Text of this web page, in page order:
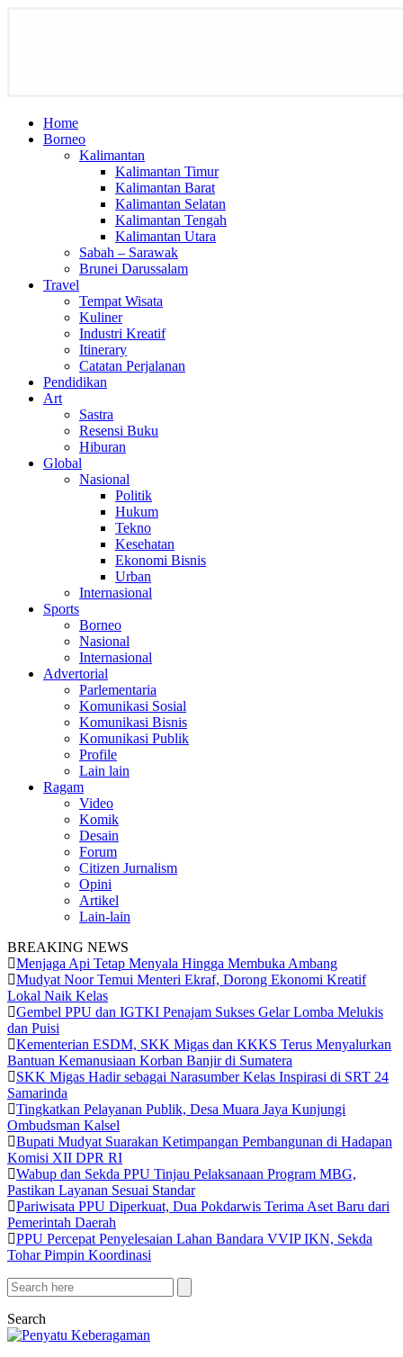
Home
Borneo
Kalimantan
Kalimantan Timur
Kalimantan Barat
Kalimantan Selatan
Kalimantan Tengah
Kalimantan Utara
Sabah – Sarawak
Brunei Darussalam
Travel
Tempat Wisata
Kuliner
Industri Kreatif
Itinerary
Catatan Perjalanan
Pendidikan
Art
Sastra
Resensi Buku
Hiburan
Global
Nasional
Politik
Hukum
Tekno
Kesehatan
Ekonomi Bisnis
Urban
Internasional
Sports
Borneo
Nasional
Internasional
Advertorial
Parlementaria
Komunikasi Sosial
Komunikasi Bisnis
Komunikasi Publik
Profile
Lain lain
Ragam
Video
Komik
Desain
Forum
Citizen Jurnalism
Opini
Artikel
Lain-lain
BREAKING NEWS
Menjaga Api Tetap Menyala Hingga Membuka Ambang
Mudyat Noor Temui Menteri Ekraf, Dorong Ekonomi Kreatif
Lokal Naik Kelas
Gembel PPU dan IGTKI Penajam Sukses Gelar Lomba Melukis
dan Puisi
Kementerian ESDM, SKK Migas dan KKKS Terus Menyalurkan
Bantuan Kemanusiaan Korban Banjir di Sumatera
SKK Migas Hadir sebagai Narasumber Kelas Inspirasi di SRT 24
Samarinda
Tingkatkan Pelayanan Publik, Desa Muara Jaya Kunjungi
Ombudsman Kalsel
Bupati Mudyat Suarakan Ketimpangan Pembangunan di Hadapan
Komisi XII DPR RI
Wabup dan Sekda PPU Tinjau Pelaksanaan Program MBG,
Pastikan Layanan Sesuai Standar
Pariwisata PPU Diperkuat, Dua Pokdarwis Terima Aset Baru dari
Pemerintah Daerah
PPU Percepat Penyelesaian Lahan Bandara VVIP IKN, Sekda
Tohar Pimpin Koordinasi
Search